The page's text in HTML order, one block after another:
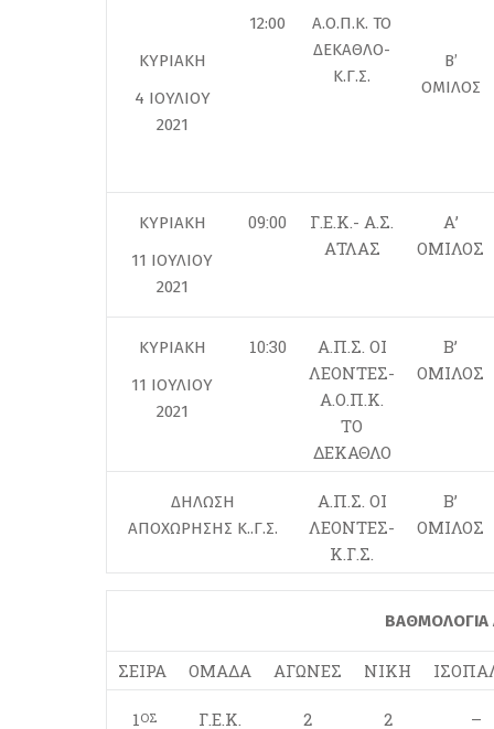
ΚΥΡΙΑΚΗ
4 ΙΟΥΛΙΟΥ
2021
12:00
Α.Ο.Π.Κ. ΤΟ
ΔΕΚΑΘΛΟ-
Κ.Γ.Σ.
Β’
ΟΜΙΛΟΣ
ΚΥΡΙΑΚΗ
11 ΙΟΥΛΙΟΥ
2021
09:00
Γ.Ε.Κ.- Α.Σ.
ΑΤΛΑΣ
Α’
ΟΜΙΛΟΣ
ΚΥΡΙΑΚΗ
11 ΙΟΥΛΙΟΥ
2021
10:30
Α.Π.Σ. ΟΙ
ΛΕΟΝΤΕΣ-
Α.Ο.Π.Κ.
ΤΟ
ΔΕΚΑΘΛΟ
Β’
ΟΜΙΛΟΣ
ΔΗΛΩΣΗ
ΑΠΟΧΩΡΗΣΗΣ Κ..Γ.Σ.
Α.Π.Σ. ΟΙ
ΛΕΟΝΤΕΣ-
Κ.Γ.Σ.
Β’
ΟΜΙΛΟΣ
ΒΑΘΜΟΛΟΓΙΑ
ΣΕΙΡΑ ΟΜΑΔΑ ΑΓΩΝΕΣ ΝΙΚΗ
1ΟΣ Γ.Ε.Κ. 2 2 –